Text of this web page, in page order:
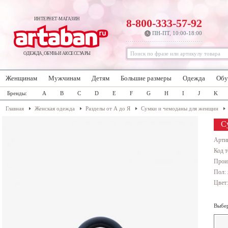
ИНТЕРНЕТ-МАГАЗИН
ОДЕЖДА, ОБУВЬ И АКСЕССУАРЫ
8-800-333-57-92
ПН-ПТ, 10:00-18:00
Женщинам Мужчинам Детям Большие размеры Одежда
Бренды: A B C D E F G H I J K
Главная Женская одежда Разделы от А до Я Сумки и чемоданы для женщин
Код
Пол: